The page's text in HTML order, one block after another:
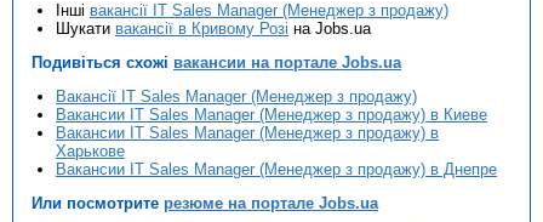
Інші вакансії IT Sales Manager (Менеджер з продажу)
Шукати вакансії в Кривому Розі на Jobs.ua
Подивіться схожі вакансии на портале Jobs.ua
Вакансії IT Sales Manager (Менеджер з продажу)
Вакансии IT Sales Manager (Менеджер з продажу) в Киеве
Вакансии IT Sales Manager (Менеджер з продажу) в
Харькове
Вакансии IT Sales Manager (Менеджер з продажу) в Днепре
Или посмотрите резюме на портале Jobs.ua